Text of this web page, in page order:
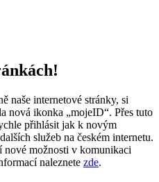
naše internetové stránky, si
nová ikonka „mojeID“. Přes tuto
přihlásit jak k novým
služeb na českém internetu.
nové možnosti v komunikaci
naleznete zde.